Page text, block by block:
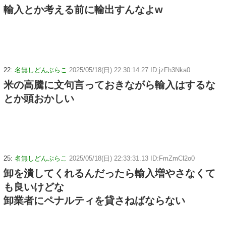
輸入とか考える前に輸出すんなよw
22: 名無しどんぶらこ 2025/05/18(日) 22:30:14.27 ID:jzFh3Nka0
米の高騰に文句言っておきながら輸入はするな
とか頭おかしい
25: 名無しどんぶらこ 2025/05/18(日) 22:33:31.13 ID:FmZmCl2o0
卸を潰してくれるんだったら輸入増やさなくて
も良いけどな
卸業者にペナルティを貸さねばならない